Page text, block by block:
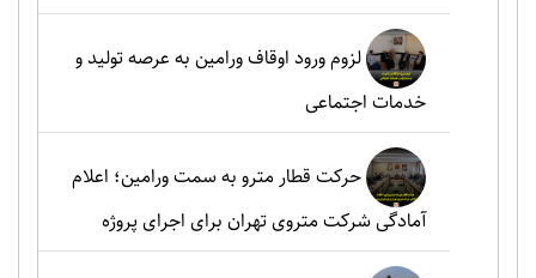
لزوم ورود اوقاف ورامین به عرصه تولید و
خدمات اجتماعی
حرکت قطار مترو به سمت ورامین؛ اعلام
آمادگی شرکت متروی تهران برای اجرای پروژه